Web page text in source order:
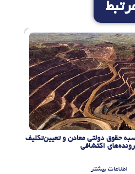
حقوق دولتی معادن و تعیین‌تکلیف
اکتشافی
اطلاعات بیشتر